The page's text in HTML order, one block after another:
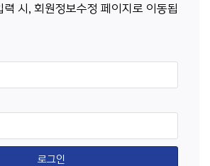
시, 회원정보수정 페이지로 이동됩